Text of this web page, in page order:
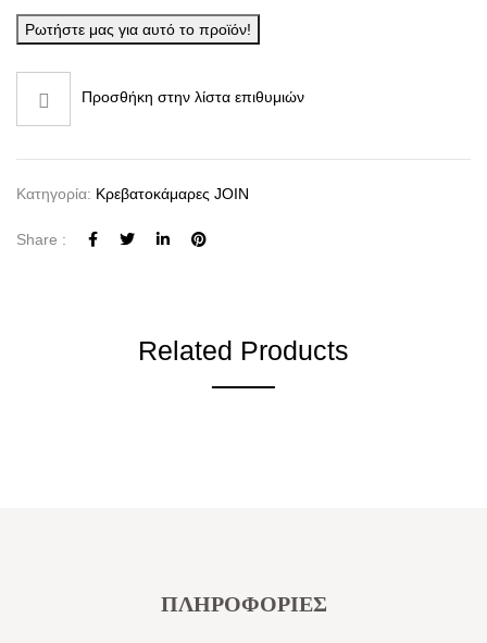
Ρωτήστε μας για αυτό το προϊόν!
Προσθήκη στην λίστα επιθυμιών
Κατηγορία: Κρεβατο­κάμαρες JOIN
Share :
Related Products
ΠΛΗΡΟΦΟΡΙΕΣ